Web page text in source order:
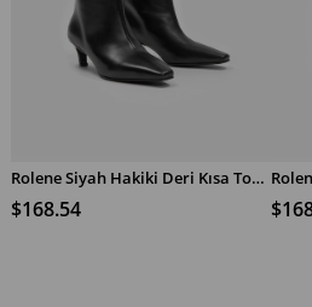
ADD TO CART Rolene Siyah Hakiki Deri Kısa Topuklu Kadın Çizme
$168.54